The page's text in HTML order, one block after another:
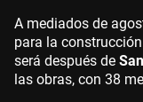
A mediados de
para la
será después de
las obras, con 38